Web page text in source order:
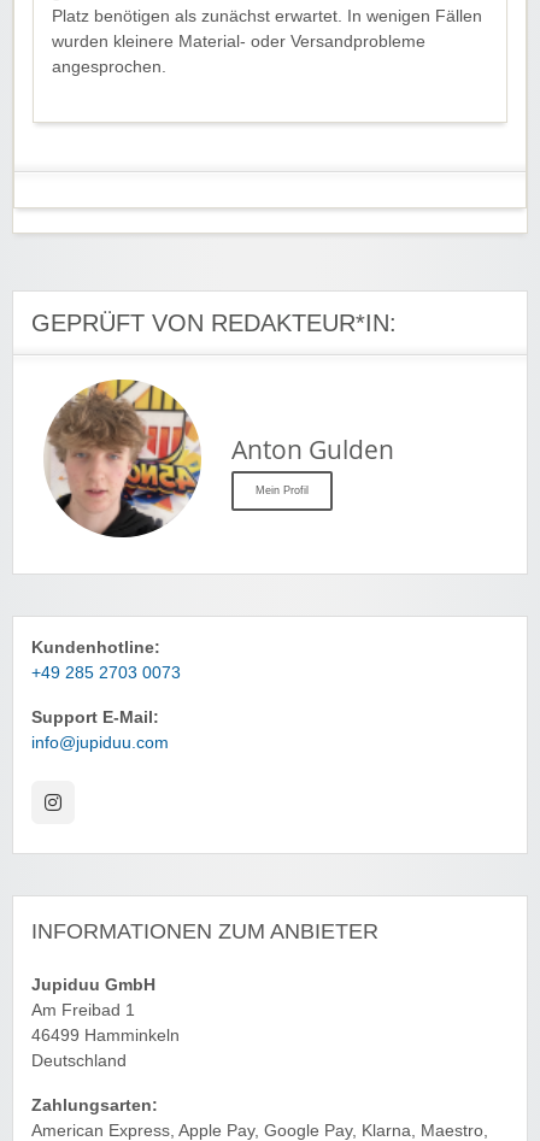
Platz benötigen als zunächst erwartet. In wenigen Fällen
wurden kleinere Material- oder Versandprobleme
angesprochen.
GEPRÜFT VON REDAKTEUR*IN:
Anton Gulden
Mein Profil
Kundenhotline:
+49 285 2703 0073
Support E-Mail:
info@jupiduu.com
INFORMATIONEN ZUM ANBIETER
Jupiduu GmbH
Am Freibad 1
46499 Hamminkeln
Deutschland
Zahlungsarten:
American Express, Apple Pay, Google Pay, Klarna, Maestro,